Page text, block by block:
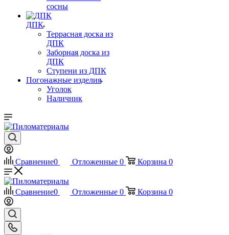
сосны
ДПК
Террасная доска из
ДПК
Заборная доска из
ДПК
Ступени из ДПК
Погонажные изделия
Уголок
Наличник
Сравнение0 Отложенные 0 Корзина 0
Сравнение0 Отложенные 0 Корзина 0